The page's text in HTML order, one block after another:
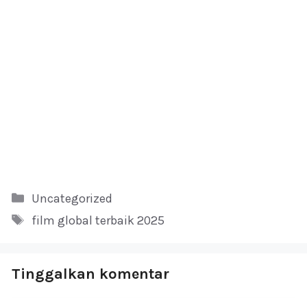
Kategori
Uncategorized
Tag
film global terbaik 2025
Tinggalkan komentar